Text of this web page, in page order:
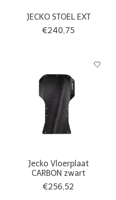
JECKO STOEL EXT
€240,75
Jecko Vloerplaat
CARBON zwart
€256,52